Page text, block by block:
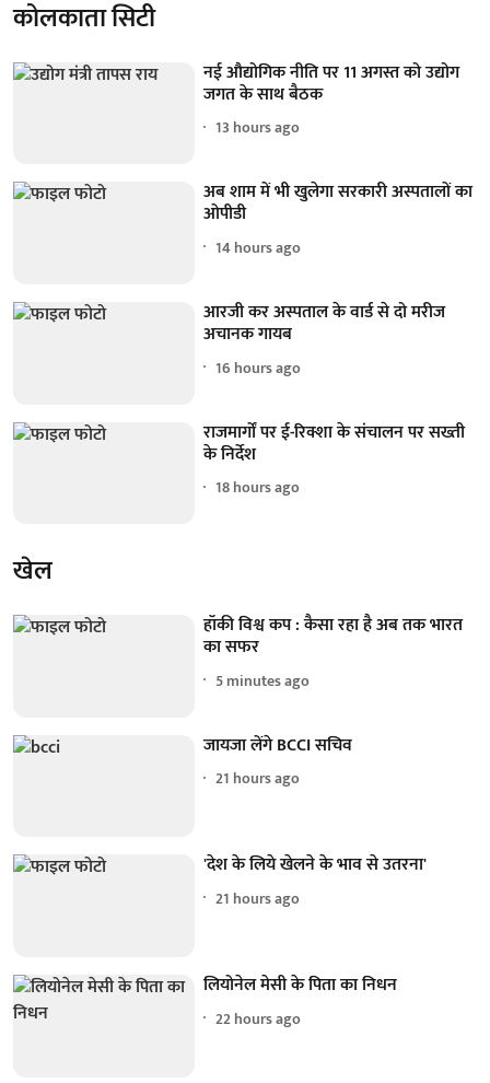
कोलकाता सिटी
नई औद्योगिक नीति पर 11 अगस्त को उद्योग
जगत के साथ बैठक
13 hours ago
अब शाम में भी खुलेगा सरकारी अस्पतालों का
ओपीडी
14 hours ago
आरजी कर अस्पताल के वार्ड से दो मरीज
अचानक गायब
16 hours ago
राजमार्गों पर ई-रिक्शा के संचालन पर सख्ती
के निर्देश
18 hours ago
खेल
हॉकी विश्व कप : कैसा रहा है अब तक भारत
का सफर
5 minutes ago
जायजा लेंगे BCCI सचिव
21 hours ago
'देश के लिये खेलने के भाव से उतरना'
21 hours ago
लियोनेल मेसी के पिता का निधन
22 hours ago